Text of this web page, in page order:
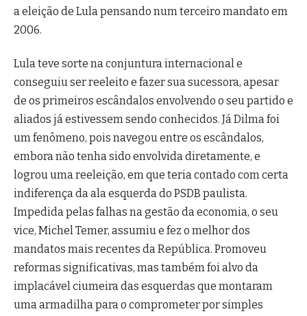
a eleição de Lula pensando num terceiro mandato em
2006.
Lula teve sorte na conjuntura internacional e
conseguiu ser reeleito e fazer sua sucessora, apesar
de os primeiros escândalos envolvendo o seu partido e
aliados já estivessem sendo conhecidos. Já Dilma foi
um fenômeno, pois navegou entre os escândalos,
embora não tenha sido envolvida diretamente, e
logrou uma reeleição, em que teria contado com certa
indiferença da ala esquerda do PSDB paulista.
Impedida pelas falhas na gestão da economia, o seu
vice, Michel Temer, assumiu e fez o melhor dos
mandatos mais recentes da República. Promoveu
reformas significativas, mas também foi alvo da
implacável ciumeira das esquerdas que montaram
uma armadilha para o comprometer por simples